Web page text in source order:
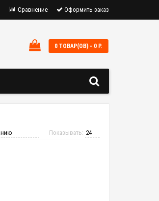
Сравнение Оформить заказ
0 ТОВАР(ОВ) - 0 Р.
Показывать: